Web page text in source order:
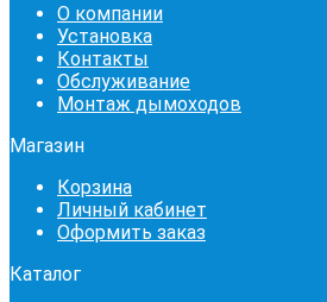
О компании
Установка
Контакты
Обслуживание
Монтаж дымоходов
Магазин
Корзина
Личный кабинет
Оформить заказ
Каталог